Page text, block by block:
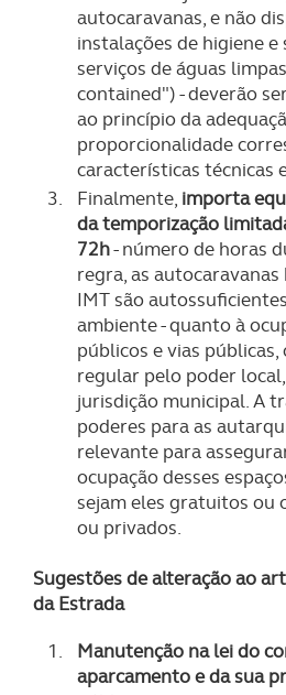
autocaravanas, e não
instalações de higiene
serviços de águas
contained") - deverão
ao princípio da
proporcionalidade
características técnicas
Finalmente, importa
da temporização
72h- número de horas
regra, as
IMT são
ambiente - quanto à
públicos e vias
regular pelo poder
jurisdição municipal. A
poderes para as
relevante para
ocupação desses
sejam eles gratuitos ou
ou privados.
Sugestões de alteração ao
da Estrada
Manutenção na lei do
aparcamento e da sua